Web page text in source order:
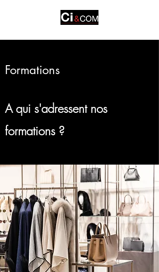
Formations
A qui s'adressent nos
formations ?